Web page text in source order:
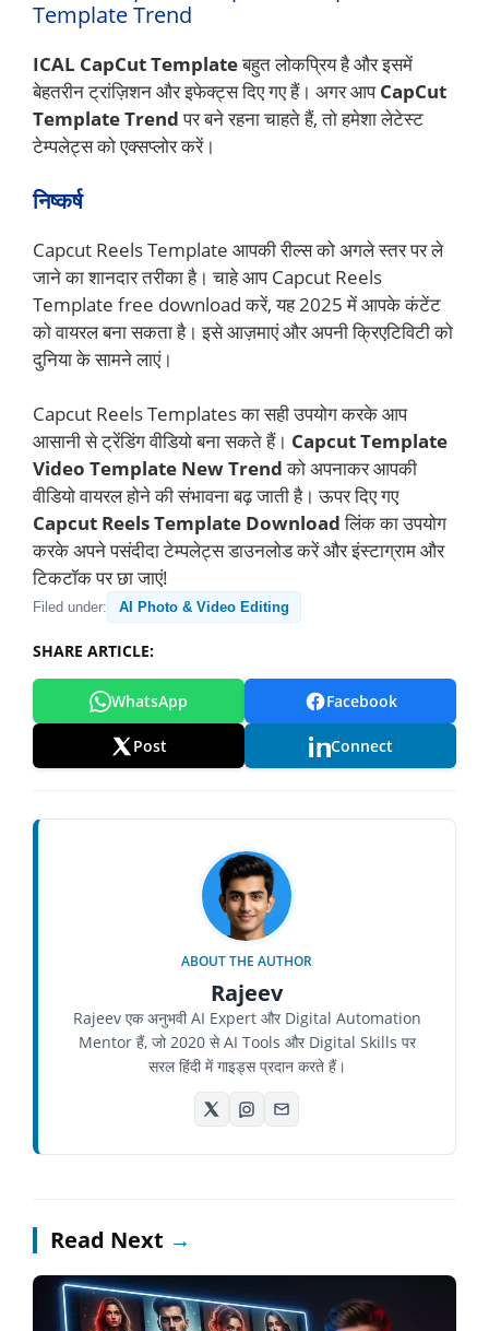
Template Trend
ICAL CapCut Templateबहुत लोकप्रिय है और इसमें
बेहतरीन ट्रांज़िशन और इफेक्ट्स दिए गए हैं। अगर आपCapCut
Template Trendपर बने रहना चाहते हैं, तो हमेशा लेटेस्ट
टेम्पलेट्स को एक्सप्लोर करें।
निष्कर्ष
Capcut Reels Template आपकी रील्स को अगले स्तर पर ले
जाने का शानदार तरीका है। चाहे आप Capcut Reels
Template free download करें, यह 2025 में आपके कंटेंट
को वायरल बना सकता है। इसे आज़माएं और अपनी क्रिएटिविटी को
दुनिया के सामने लाएं।
Capcut Reels Templates का सही उपयोग करके आप
आसानी से ट्रेंडिंग वीडियो बना सकते हैं। Capcut Template
Video Template New Trendको अपनाकर आपकी
वीडियो वायरल होने की संभावना बढ़ जाती है। ऊपर दिए गए
Capcut Reels Template Downloadलिंक का उपयोग
करके अपने पसंदीदा टेम्पलेट्स डाउनलोड करें और इंस्टाग्राम और
टिकटॉक पर छा जाएं!
Filed under: AI Photo & Video Editing
SHARE ARTICLE:
WhatsApp Facebook
Post Connect
ABOUT THE AUTHOR
Rajeev
Rajeev एक अनुभवी AI Expert और Digital Automation
Mentor हैं, जो 2020 से AI Tools और Digital Skills पर
सरल हिंदी में गाइड्स प्रदान करते हैं।
Read Next →